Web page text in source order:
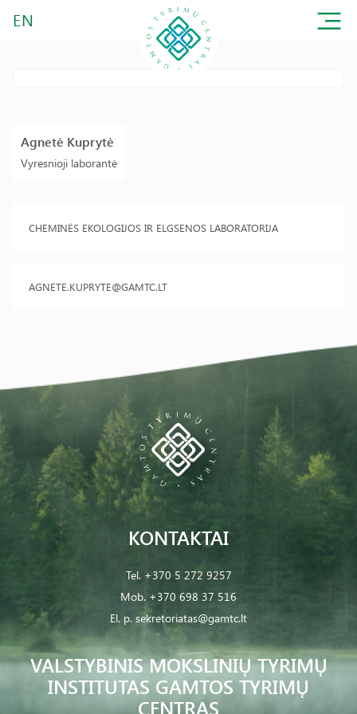
EN
Agnetė Kuprytė
Vyresnioji laborantė
CHEMINĖS EKOLOGIJOS IR ELGSENOS LABORATORIJA
AGNETE.KUPRYTE@GAMTC.LT
VALSTYBINIS MOKSLINIŲ TYRIMŲ
INSTITUTAS GAMTOS TYRIMŲ
CENTRAS
KONTAKTAI
Tel. +370 5 272 9257
Mob. +370 698 37 516
El. p. sekretoriatas@gamtc.lt